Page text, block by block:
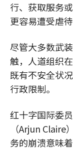
行、获取服务
更容易遭受虐待
尽管大多数武
触，人道组织
既有不安全状
行政限制。
红十字国际委
（Arjun
务的崩溃意味